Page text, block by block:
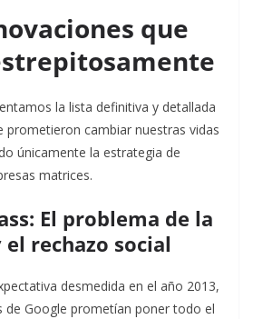
que
la lista definitiva y detallada
prometieron cambiar nuestras vidas
únicamente la estrategia de
matrices.
El problema de la
rechazo social
desmedida en el año 2013,
de Google prometían poner todo el